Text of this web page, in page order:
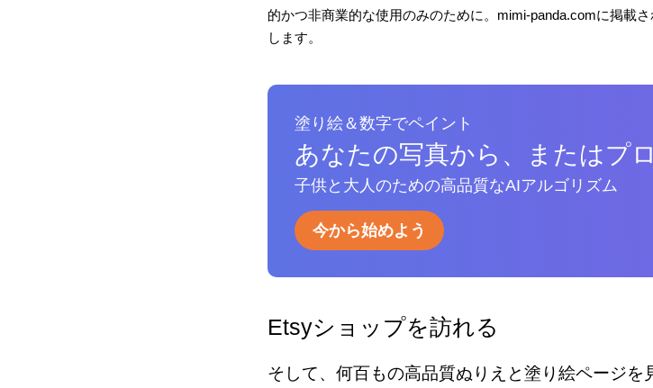
的かつ非商業的な使用のみのために。mimi-panda.comに掲載
します。
塗り絵＆数字でペイント
あなたの写真から、またはプ
子供と大人のための高品質なAIアルゴリズム
今から始めよう
Etsyショップを訪れる
そして、何百もの高品質ぬりえと塗り絵ページを